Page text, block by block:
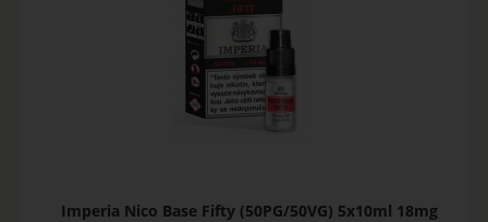
Imperia Nico Base Fifty (50PG/50VG) 5x10ml 18mg